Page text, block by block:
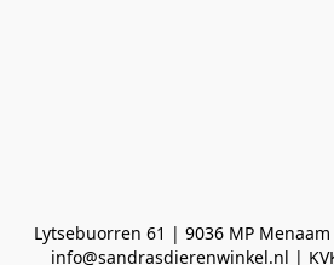
Lytsebuorren 61 | 9036 MP
info@sandrasdierenwinkel.nl |